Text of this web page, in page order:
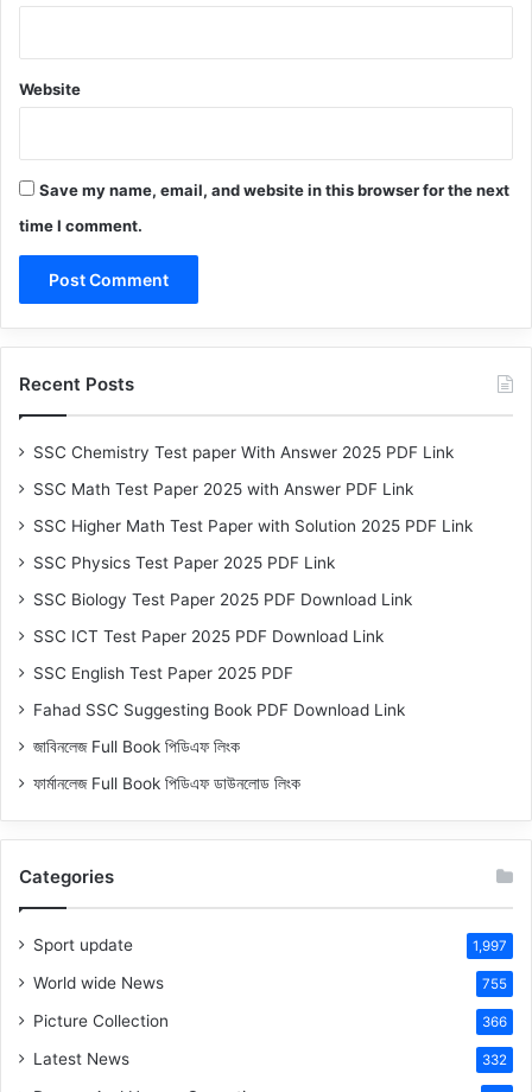
Website
Save my name, email, and website in this browser for the next
time I comment.
Recent Posts
SSC Chemistry Test paper With Answer 2025 PDF Link
SSC Math Test Paper 2025 with Answer PDF Link
SSC Higher Math Test Paper with Solution 2025 PDF Link
SSC Physics Test Paper 2025 PDF Link
SSC Biology Test Paper 2025 PDF Download Link
SSC ICT Test Paper 2025 PDF Download Link
SSC English Test Paper 2025 PDF
Fahad SSC Suggesting Book PDF Download Link
জাবিনলেজ Full Book পিডিএফ লিংক
ফার্মানলেজ Full Book পিডিএফ ডাউনলোড লিংক
Categories
Sport update 1,997
World wide News 755
Picture Collection 366
Latest News 332